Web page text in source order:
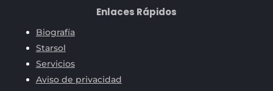
Enlaces Rápidos
Biografía
Starsol
Servicios
Aviso de privacidad